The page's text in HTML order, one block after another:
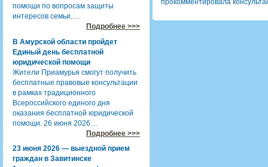
помощи по вопросам защиты
интересов семьи.…
Подробнее >>>
В Амурской области пройдет
Единый день бесплатной
юридической помощи
Жители Приамурья смогут получить
бесплатные правовые консультации
в рамках традиционного
Всероссийского единого дня
оказания бесплатной юридической
помощи. 26 июня 2026…
Подробнее >>>
23 июня 2026 — выездной прием
граждан в Завитинске